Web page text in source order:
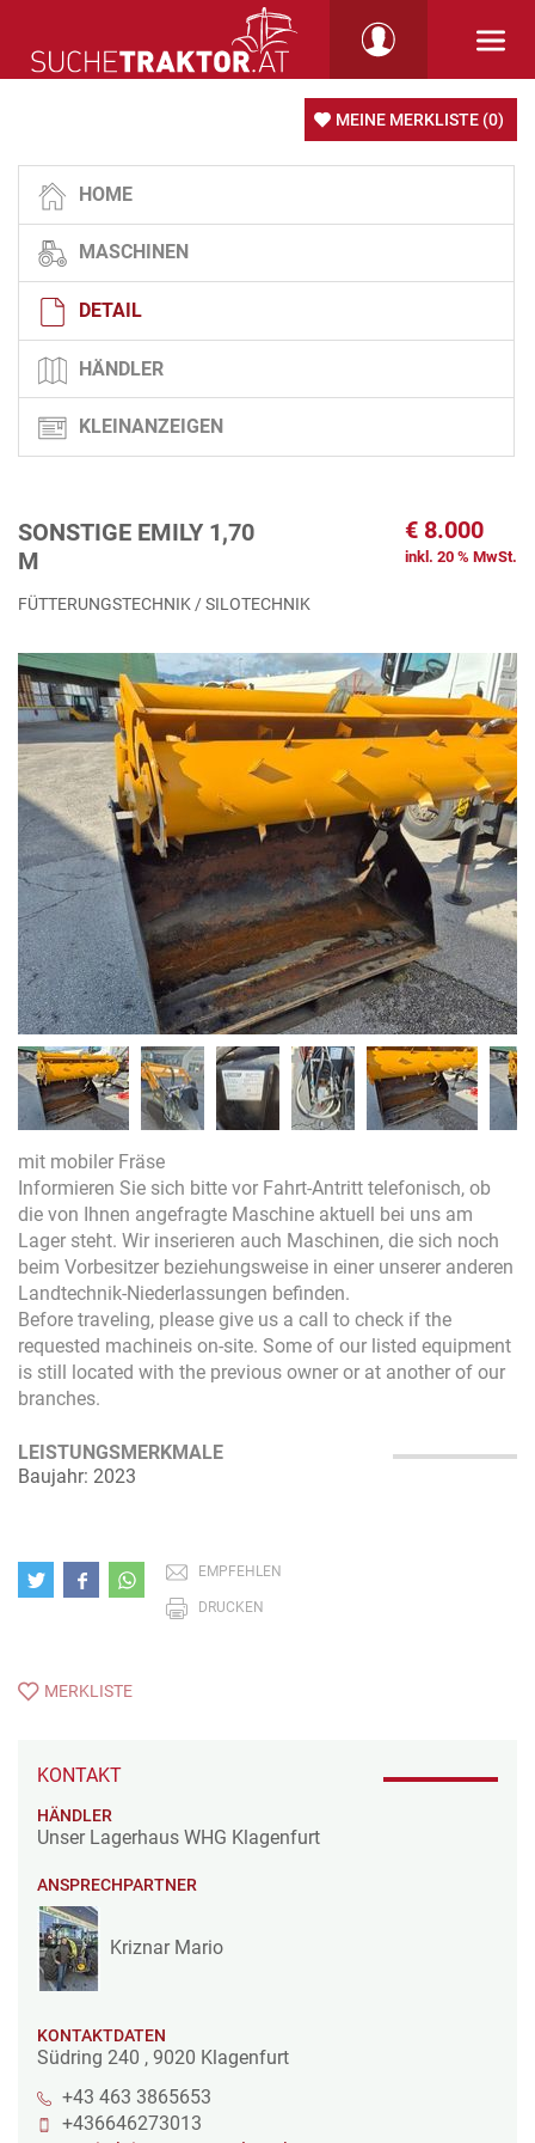
MEINE MERKLISTE (0)
HOME
MASCHINEN
DETAIL
HÄNDLER
KLEINANZEIGEN
SONSTIGE EMILY 1,70
M
€ 8.000
inkl. 20 % MwSt.
FÜTTERUNGSTECHNIK / SILOTECHNIK
mit mobiler Fräse
Informieren Sie sich bitte vor Fahrt-Antritt telefonisch, ob
die von Ihnen angefragte Maschine aktuell bei uns am
Lager steht. Wir inserieren auch Maschinen, die sich noch
beim Vorbesitzer beziehungsweise in einer unserer anderen
Landtechnik-Niederlassungen befinden.
Before traveling, please give us a call to check if the
requested machineis on-site. Some of our listed equipment
is still located with the previous owner or at another of our
branches.
LEISTUNGSMERKMALE
Baujahr: 2023
EMPFEHLEN
DRUCKEN
MERKLISTE
KONTAKT
HÄNDLER
Unser Lagerhaus WHG Klagenfurt
ANSPRECHPARTNER
Kriznar Mario
KONTAKTDATEN
Südring 240 , 9020 Klagenfurt
+43 463 3865653
+436646273013